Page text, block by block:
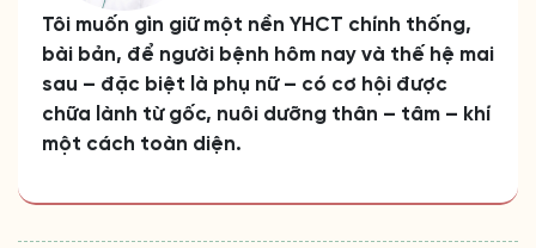
Tôi muốn gìn giữ một nền YHCT chính thống,
bài bản, để người bệnh hôm nay và thế hệ mai
sau – đặc biệt là phụ nữ – có cơ hội được
chữa lành từ gốc, nuôi dưỡng thân – tâm – khí
một cách toàn diện.